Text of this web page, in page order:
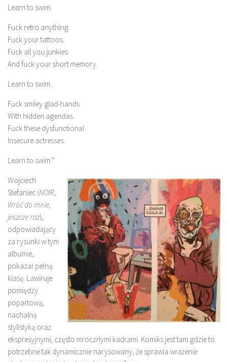
Learn to swim.
Fuck retro anything.
Fuck your tattoos.
Fuck all you junkies
And fuck your short memory.
Learn to swim.
Fuck smiley glad-hands
With hidden agendas.
Fuck these dysfunctional
Insecure actresses.
Learn to swim.”
Wojciech
Stefaniec (NOIR,
Wróć do mnie,
jeszcze raz),
odpowiadający
za rysunki w tym
albumie,
pokazał pełną
klasę. Lawiruje
pomiędzy
popartową,
nachalną
stylistyką oraz
ekspresyjnymi, często mrocznymi kadrami. Komiks jest tam gdzie to
potrzebne tak dynamicznie narysowany, że sprawia wrażenie